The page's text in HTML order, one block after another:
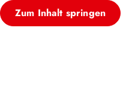
Zum Inhalt springen